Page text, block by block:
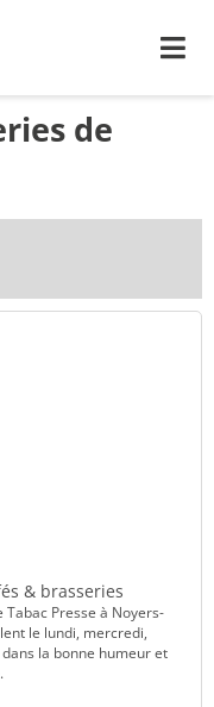
de
& brasseries
Presse à Noyers-
le lundi, mercredi,
la bonne humeur et